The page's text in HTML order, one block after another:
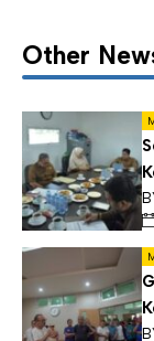
Other